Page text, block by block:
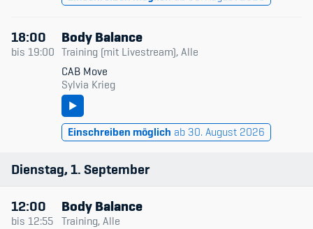
18:00
bis 19:00
Body Balance
Training (mit Livestream), Alle
CAB Move
Sylvia Krieg
Einschreiben möglich ab 30. August 2026
Dienstag 1 September
12:00
bis 12:55
Body Balance
Training, Alle